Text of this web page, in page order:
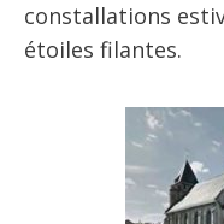
constallations
étoiles filantes.